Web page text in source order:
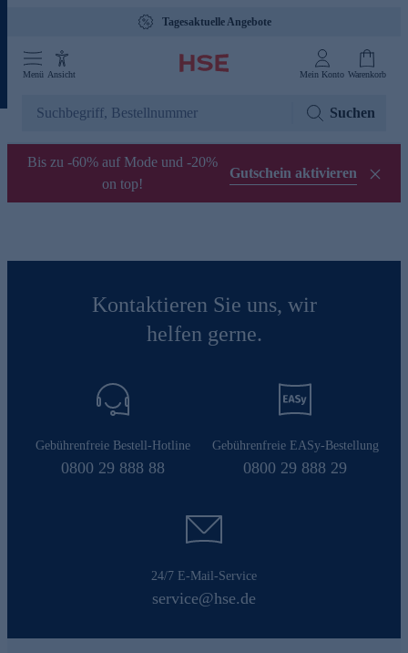
Tagesaktuelle Angebote
Menü Ansicht Mein Konto Warenkorb
Suchen
Bis zu -60% auf Mode und -20%
on top!
Gutschein aktivieren
Kontaktieren Sie uns, wir
helfen gerne.
Gebührenfreie Bestell-Hotline
0800 29 888 88
Gebührenfreie EASy-Bestellung
0800 29 888 29
24/7 E-Mail-Service
service@hse.de